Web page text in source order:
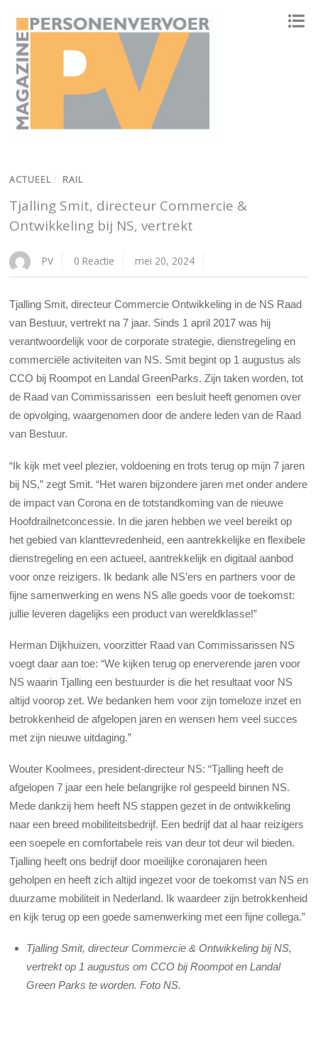
ACTUEEL / RAIL
Tjalling Smit, directeur Commercie &
Ontwikkeling bij NS, vertrekt
PV 0 Reactie mei 20, 2024
Tjalling Smit, directeur Commercie Ontwikkeling in de NS Raad
van Bestuur, vertrekt na 7 jaar. Sinds 1 april 2017 was hij
verantwoordelijk voor de corporate strategie, dienstregeling en
commerciële activiteiten van NS. Smit begint op 1 augustus als
CCO bij Roompot en Landal GreenParks. Zijn taken worden, tot
de Raad van Commissarissen een besluit heeft genomen over
de opvolging, waargenomen door de andere leden van de Raad
van Bestuur.
“Ik kijk met veel plezier, voldoening en trots terug op mijn 7 jaren
bij NS,” zegt Smit. “Het waren bijzondere jaren met onder andere
de impact van Corona en de totstandkoming van de nieuwe
Hoofdrailnetconcessie. In die jaren hebben we veel bereikt op
het gebied van klanttevredenheid, een aantrekkelijke en flexibele
dienstregeling en een actueel, aantrekkelijk en digitaal aanbod
voor onze reizigers. Ik bedank alle NS’ers en partners voor de
fijne samenwerking en wens NS alle goeds voor de toekomst:
jullie leveren dagelijks een product van wereldklasse!”
Herman Dijkhuizen, voorzitter Raad van Commissarissen NS
voegt daar aan toe: “We kijken terug op enerverende jaren voor
NS waarin Tjalling een bestuurder is die het resultaat voor NS
altijd voorop zet. We bedanken hem voor zijn tomeloze inzet en
betrokkenheid de afgelopen jaren en wensen hem veel succes
met zijn nieuwe uitdaging.”
Wouter Koolmees, president-directeur NS: “Tjalling heeft de
afgelopen 7 jaar een hele belangrijke rol gespeeld binnen NS.
Mede dankzij hem heeft NS stappen gezet in de ontwikkeling
naar een breed mobiliteitsbedrijf. Een bedrijf dat al haar reizigers
een soepele en comfortabele reis van deur tot deur wil bieden.
Tjalling heeft ons bedrijf door moeilijke coronajaren heen
geholpen en heeft zich altijd ingezet voor de toekomst van NS en
duurzame mobiliteit in Nederland. Ik waardeer zijn betrokkenheid
en kijk terug op een goede samenwerking met een fijne collega.”
Tjalling Smit, directeur Commercie & Ontwikkeling bij NS,
vertrekt op 1 augustus om CCO bij Roompot en Landal
Green Parks te worden. Foto NS.